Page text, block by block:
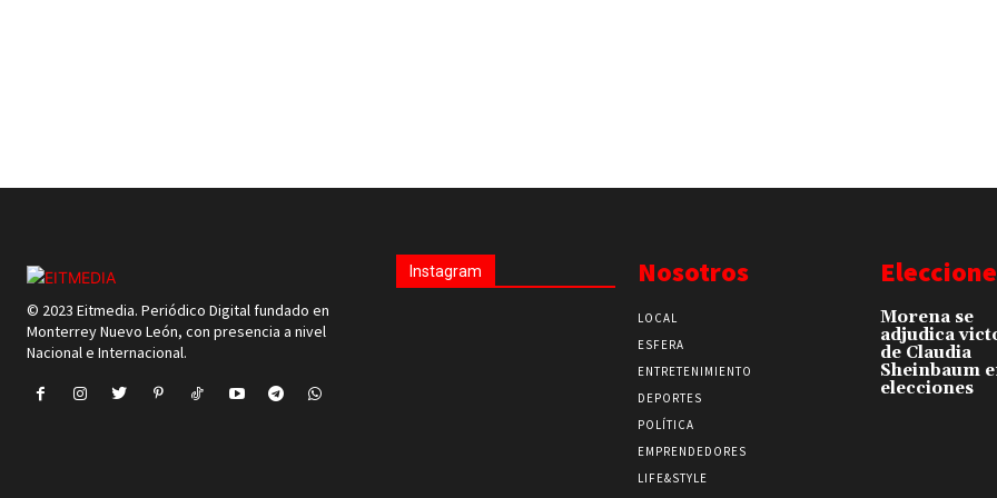
© 2023 Eitmedia. Periódico Digital fundado en
Monterrey Nuevo León, con presencia a nivel
Nacional e Internacional.
Instagram Nosotros
LOCAL
ESFERA
ENTRETENIMIENTO
DEPORTES
POLÍTICA
EMPRENDEDORES
LIFE&STYLE
Morena se
adjudica
de Claudia
Sheinbaum
elecciones